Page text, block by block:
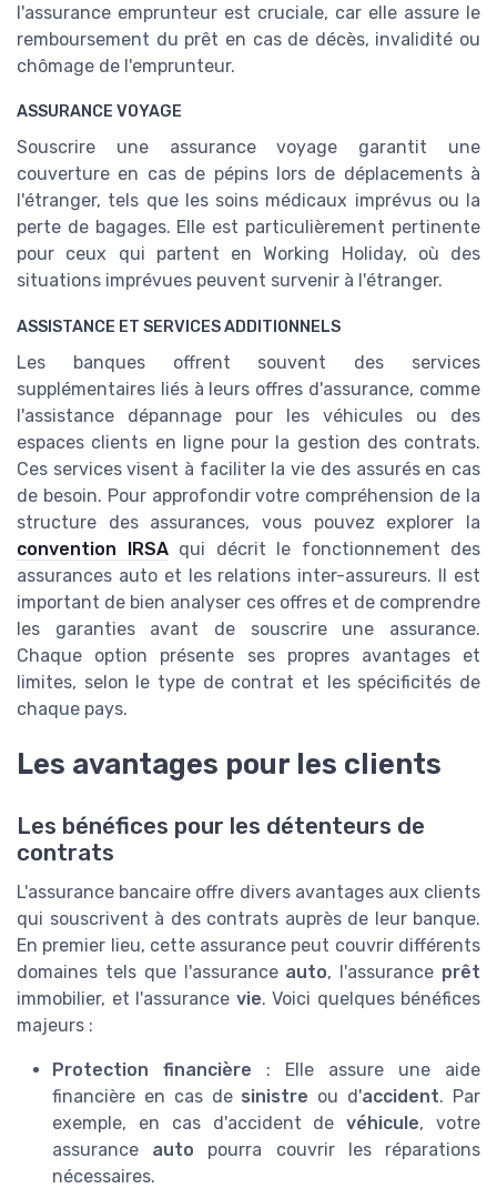
l'assurance emprunteur est cruciale, car elle assure le
remboursement du prêt en cas de décès, invalidité ou
chômage de l'emprunteur.
ASSURANCE VOYAGE
Souscrire une assurance voyage garantit une
couverture en cas de pépins lors de déplacements à
l'étranger, tels que les soins médicaux imprévus ou la
perte de bagages. Elle est particulièrement pertinente
pour ceux qui partent en Working Holiday, où des
situations imprévues peuvent survenir à l'étranger.
ASSISTANCE ET SERVICES ADDITIONNELS
Les banques offrent souvent des services
supplémentaires liés à leurs offres d'assurance, comme
l'assistance dépannage pour les véhicules ou des
espaces clients en ligne pour la gestion des contrats.
Ces services visent à faciliter la vie des assurés en cas
de besoin. Pour approfondir votre compréhension de la
structure des assurances, vous pouvez explorer la
convention IRSAqui décrit le fonctionnement des
assurances auto et les relations inter-assureurs. Il est
important de bien analyser ces offres et de comprendre
les garanties avant de souscrire une assurance.
Chaque option présente ses propres avantages et
limites, selon le type de contrat et les spécificités de
chaque pays.
Les avantages pour les clients
Les bénéfices pour les détenteurs de
contrats
L'assurance bancaire offre divers avantages aux clients
qui souscrivent à des contrats auprès de leur banque.
En premier lieu, cette assurance peut couvrir différents
domaines tels que l'assurance auto, l'assurance prêt
immobilier, et l'assurance vie. Voici quelques bénéfices
majeurs :
Protection financière : Elle assure une aide
financière en cas de sinistre ou d'accident. Par
exemple, en cas d'accident devéhicule, votre
assurance auto pourra couvrir les réparations
nécessaires.